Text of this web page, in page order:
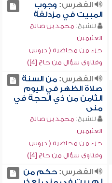
الفهرس: وجوب
المبيت في مزدلفة
للشيخ: محمد بن صالح
العثيمين
جزء من محاضرة ( دروس
وفتاوى سؤال من حاج [4])
الفهرس:من السنة
صلاة الظهر في اليوم
الثامن من ذي الحجة في
منى
للشيخ: محمد بن صالح
العثيمين
جزء من محاضرة ( دروس
وفتاوى سؤال من حاج [4])
الفهرس:حكم من